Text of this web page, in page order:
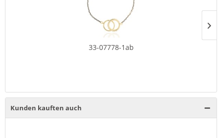
33-07778-1ab
Kunden kauften auch